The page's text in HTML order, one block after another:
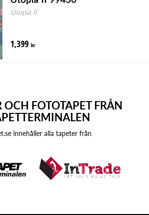
Utopia II
1,399 kr
OCH FOTOTAPET FRÅN
innehåller alla tapeter från